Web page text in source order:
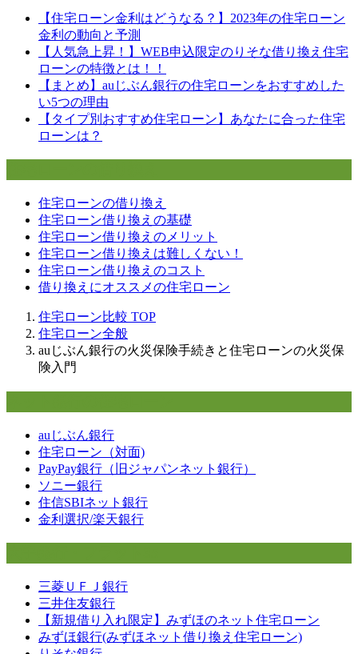
【住宅ローン金利はどうなる？】2023年の住宅ローン
金利の動向と予測
【人気急上昇！】WEB申込限定のりそな借り換え住宅
ローンの特徴とは！！
【まとめ】auじぶん銀行の住宅ローンをおすすめした
い5つの理由
【タイプ別おすすめ住宅ローン】あなたに合った住宅
ローンは？
住宅ローンの借り換え
住宅ローン借り換えの基礎
住宅ローン借り換えのメリット
住宅ローン借り換えは難しくない！
住宅ローン借り換えのコスト
借り換えにオススメの住宅ローン
住宅ローン比較 TOP
住宅ローン全般
auじぶん銀行の火災保険手続きと住宅ローンの火災保
険入門
auじぶん銀行
住宅ローン（対面)
PayPay銀行（旧ジャパンネット銀行）
ソニー銀行
住信SBIネット銀行
金利選択/楽天銀行
三菱ＵＦＪ銀行
三井住友銀行
【新規借り入れ限定】みずほのネット住宅ローン
みずほ銀行(みずほネット借り換え住宅ローン)